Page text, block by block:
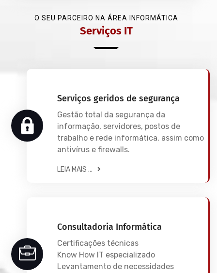
O SEU PARCEIRO NA ÁREA INFORMÁTICA
Serviços IT
Serviços geridos de segurança
Gestão total da segurança da
informação, servidores, postos de
trabalho e rede informática, assim como
antivírus e firewalls.
LEIA MAIS ...
Consultadoria Informática
Certificações técnicas
Know How IT especializado
Levantamento de necessidades